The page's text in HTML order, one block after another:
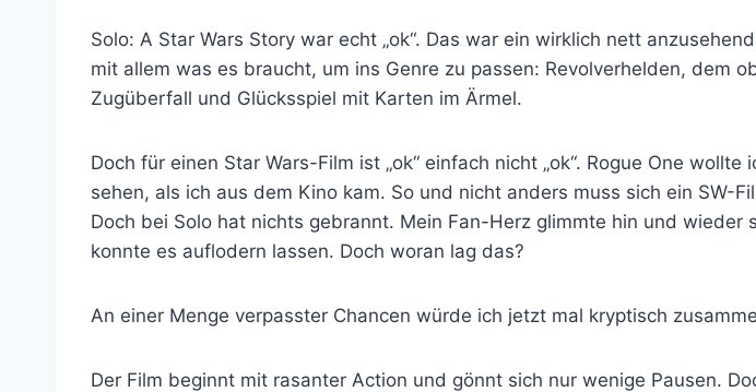
Solo: A Star Wars Story war echt „ok“. Das war ein wirklich nett
mit allem was es braucht, um ins Genre zu passen: Revolverhelden, dem
Zugüberfall und Glücksspiel mit Karten im Ärmel.
Doch für einen Star Wars-Film ist „ok“ einfach nicht „ok“. Rogue One wollte
sehen, als ich aus dem Kino kam. So und nicht anders muss sich ein SW-
Doch bei Solo hat nichts gebrannt. Mein Fan-Herz glimmte hin und wieder
konnte es auflodern lassen. Doch woran lag das?
An einer Menge verpasster Chancen würde ich jetzt mal kryptisch
Der Film beginnt mit rasanter Action und gönnt sich nur wenige Pausen.